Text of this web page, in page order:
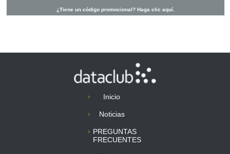
¿Tiene un código promocional? Haga clic aquí.
Inicio
Noticias
PREGUNTAS
FRECUENTES